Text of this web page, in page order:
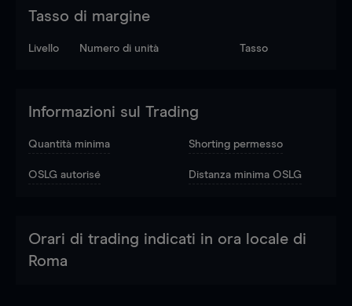
Tasso di margine
Livello Numero di unità Tasso
Informazioni sul Trading
Quantità minima Shorting permesso
OSLG autorisé Distanza minima OSLG
Orari di trading indicati in ora locale di
Roma